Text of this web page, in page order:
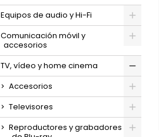
Equipos de audio y Hi-Fi
Comunicación móvil y
accesorios
TV, vídeo y home cinema
Accesorios
Televisores
Reproductores y grabadores